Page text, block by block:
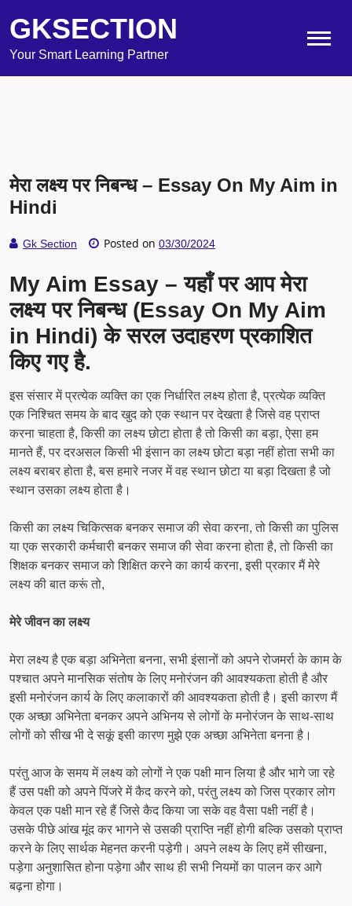
GKSECTION
Your Smart Learning Partner
मेरा लक्ष्य पर निबन्ध – Essay On My Aim in
Hindi
Gk Section Posted on 03/30/2024
My Aim Essay – यहाँ पर आप मेरा
लक्ष्य पर निबन्ध (Essay On My Aim
in Hindi) के सरल उदाहरण प्रकाशित
किए गए है.
इस संसार में प्रत्येक व्यक्ति का एक निर्धारित लक्ष्य होता है, प्रत्येक व्यक्ति
एक निश्चित समय के बाद खुद को एक स्थान पर देखता है जिसे वह प्राप्त
करना चाहता है, किसी का लक्ष्य छोटा होता है तो किसी का बड़ा, ऐसा हम
मानते हैं, पर दरअसल किसी भी इंसान का लक्ष्य छोटा बड़ा नहीं होता सभी का
लक्ष्य बराबर होता है, बस हमारे नजर में वह स्थान छोटा या बड़ा दिखता है जो
स्थान उसका लक्ष्य होता है।
किसी का लक्ष्य चिकित्सक बनकर समाज की सेवा करना, तो किसी का पुलिस
या एक सरकारी कर्मचारी बनकर समाज की सेवा करना होता है, तो किसी का
शिक्षक बनकर समाज को शिक्षित करने का कार्य करना, इसी प्रकार मैं मेरे
लक्ष्य की बात करूं तो,
मेरे जीवन का लक्ष्य
मेरा लक्ष्य है एक बड़ा अभिनेता बनना, सभी इंसानों को अपने रोजमर्रा के काम के
पश्चात अपने मानसिक संतोष के लिए मनोरंजन की आवश्यकता होती है और
इसी मनोरंजन कार्य के लिए कलाकारों की आवश्यकता होती है। इसी कारण मैं
एक अच्छा अभिनेता बनकर अपने अभिनय से लोगों के मनोरंजन के साथ-साथ
लोगों को सीख भी दे सकूं इसी कारण मुझे एक अच्छा अभिनेता बनना है।
परंतु आज के समय में लक्ष्य को लोगों ने एक पक्षी मान लिया है और भागे जा रहे
हैं उस पक्षी को अपने पिंजरे में कैद करने को, परंतु लक्ष्य को जिस प्रकार लोग
केवल एक पक्षी मान रहे हैं जिसे कैद किया जा सके वह वैसा पक्षी नहीं है।
उसके पीछे आंख मूंद कर भागने से उसकी प्राप्ति नहीं होगी बल्कि उसको प्राप्त
करने के लिए सार्थक मेहनत करनी पड़ेगी। अपने लक्ष्य के लिए हमें सीखना,
पड़ेगा अनुशासित होना पड़ेगा और साथ ही सभी नियमों का पालन कर आगे
बढ़ना होगा।